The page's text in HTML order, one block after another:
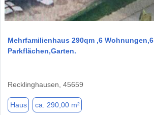
Mehrfamilienhaus 290qm ,6 Wohnungen,6
Parkflächen,Garten.
Recklinghausen, 45659
Haus ca. 290,00 m²